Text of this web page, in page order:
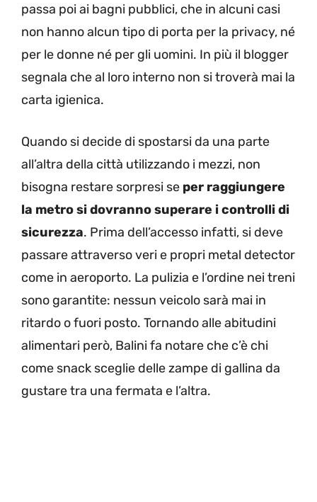
passa poi ai bagni pubblici, che in alcuni casi
non hanno alcun tipo di porta per la privacy, né
per le donne né per gli uomini. In più il blogger
segnala che al loro interno non si troverà mai la
carta igienica.
Quando si decide di spostarsi da una parte
all’altra della città utilizzando i mezzi, non
bisogna restare sorpresi se per raggiungere
la metro si dovranno superare i controlli di
sicurezza. Prima dell’accesso infatti, si deve
passare attraverso veri e propri metal detector
come in aeroporto. La pulizia e l’ordine nei treni
sono garantite: nessun veicolo sarà mai in
ritardo o fuori posto. Tornando alle abitudini
alimentari però, Balini fa notare che c’è chi
come snack sceglie delle zampe di gallina da
gustare tra una fermata e l’altra.